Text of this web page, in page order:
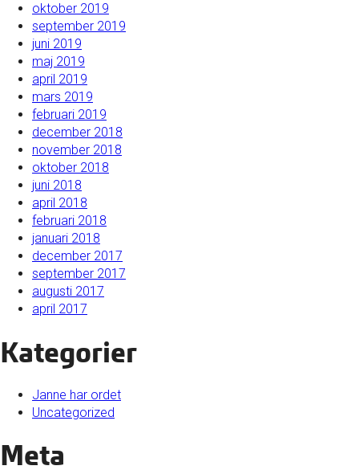
oktober 2019
september 2019
juni 2019
maj 2019
april 2019
mars 2019
februari 2019
december 2018
november 2018
oktober 2018
juni 2018
april 2018
februari 2018
januari 2018
december 2017
september 2017
augusti 2017
april 2017
Kategorier
Janne har ordet
Uncategorized
Meta